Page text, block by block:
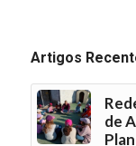
Artigos
de